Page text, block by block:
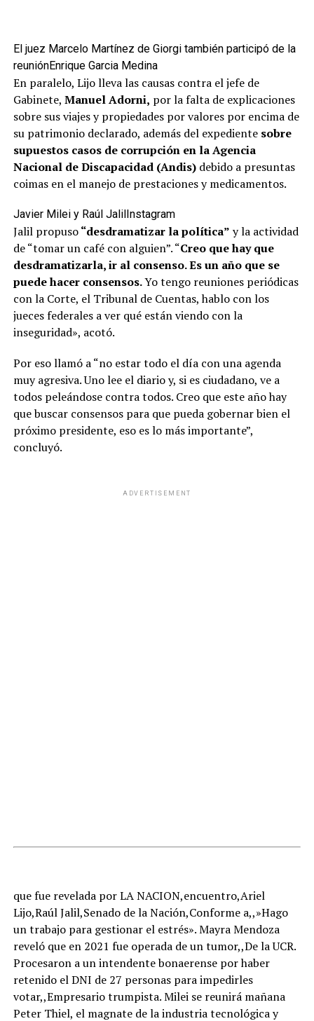
El juez Marcelo Martínez de Giorgi también participó de la
reuniónEnrique Garcia Medina
En paralelo, Lijo lleva las causas contra el jefe de
Gabinete, Manuel Adorni, por la falta de explicaciones
sobre sus viajes y propiedades por valores por encima de
su patrimonio declarado, además del expedientesobre
supuestos casos de corrupción en la Agencia
Nacional de Discapacidad (Andis)debido a presuntas
coimas en el manejo de prestaciones y medicamentos.
Javier Milei y Raúl JalilInstagram
Jalil propuso“desdramatizar la política” y la actividad
de “tomar un café con alguien”. “Creo que hay que
desdramatizarla, ir al consenso. Es un año que se
puede hacer consensos.Yo tengo reuniones periódicas
con la Corte, el Tribunal de Cuentas, hablo con los
jueces federales a ver qué están viendo con la
inseguridad», acotó.
Por eso llamó a “no estar todo el día con una agenda
muy agresiva. Uno lee el diario y, si es ciudadano, ve a
todos peleándose contra todos. Creo que este año hay
que buscar consensos para que pueda gobernar bien el
próximo presidente, eso es lo más importante”,
concluyó.
ADVERTISEMENT
que fue revelada por LA NACION,encuentro,Ariel
Lijo,Raúl Jalil,Senado de la Nación,Conforme a,,»Hago
un trabajo para gestionar el estrés». Mayra Mendoza
reveló que en 2021 fue operada de un tumor,,De la UCR.
Procesaron a un intendente bonaerense por haber
retenido el DNI de 27 personas para impedirles
votar,,Empresario trumpista. Milei se reunirá mañana
Peter Thiel, el magnate de la industria tecnológica y